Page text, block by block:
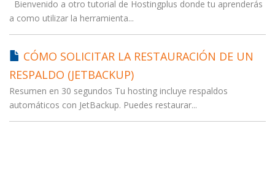
Bienvenido a otro tutorial de Hostingplus donde tu aprenderás
a como utilizar la herramienta...
CÓMO SOLICITAR LA RESTAURACIÓN DE UN
RESPALDO (JETBACKUP)
Resumen en 30 segundos Tu hosting incluye respaldos
automáticos con JetBackup. Puedes restaurar...